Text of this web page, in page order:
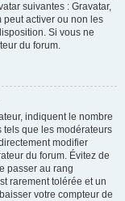
suivantes : Gravatar,
peut activer ou non les
Si vous ne
du forum.
indiquent le nombre
tels que les modérateurs
modifier
du forum. Évitez de
passer au rang
rarement tolérée et un
votre compteur de